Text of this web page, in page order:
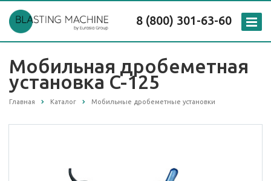
8 (800) 301-63-60
Мобильная дробеметная
установка C-125
Главная Каталог Мобильные дробеметные установки